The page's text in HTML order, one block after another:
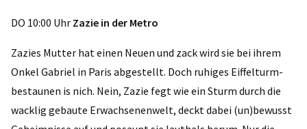
DO 10:00 Uhr Zazie in der Metro
Zazies Mutter hat einen Neuen und zack wird sie bei ihrem
Onkel Gabriel in Paris abgestellt. Doch ruhiges Eiffelturm-
bestaunen is nich. Nein, Zazie fegt wie ein Sturm durch die
wacklig gebaute Erwachsenenwelt, deckt dabei (un)bewusst